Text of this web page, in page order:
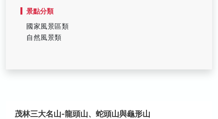
景點分類
國家風景區類
自然風景類
茂林三大名山-龍頭山、蛇頭山與龜形山